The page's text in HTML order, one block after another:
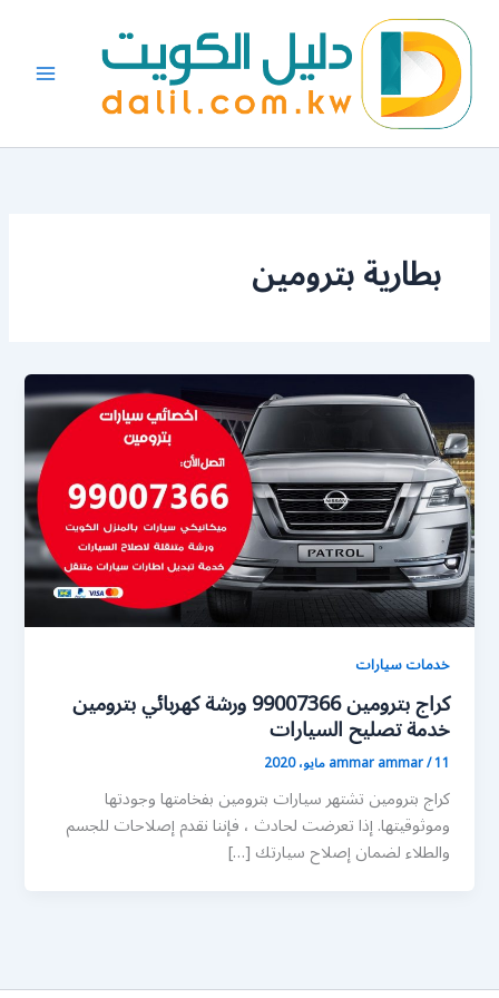
المحتوى
بطارية بترومين
خدمات سيارات
كراج بترومين 99007366 ورشة كهربائي بترومين
خدمة تصليح السيارات
ammar ammar/11 مايو، 2020
كراج بترومين تشتهر سيارات بترومين بفخامتها وجودتها
وموثوقيتها. إذا تعرضت لحادث ، فإننا نقدم إصلاحات للجسم
والطلاء لضمان إصلاح سيارتك […]